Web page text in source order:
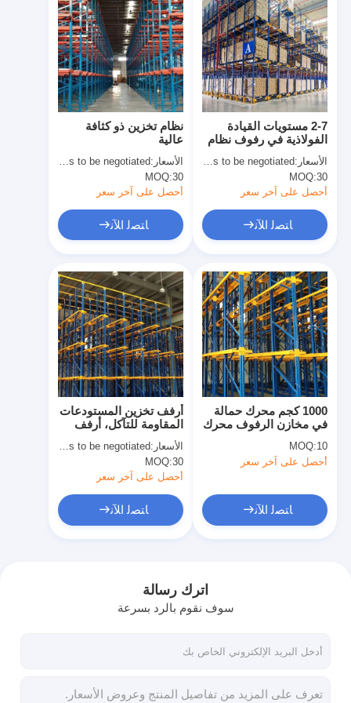
منتجات
فيديوهات
معلومات عنا
جولة في المصنع
مراقبة الجودة
اتصل بنا
أخبار
نظام تخزين ذو كثافة
عالية
الأسعار:Price needs to be negotiated
MOQ:30
أحصل على آخر سعر
ﺎﺘﺼﻟ ﺍﻶﻧ
2-7 مستويات القيادة
الفولاذية في رفوف نظام
رفوف البليت الثقيل
الأسعار:Price needs to be negotiated
MOQ:30
أحصل على آخر سعر
ﺎﺘﺼﻟ ﺍﻶﻧ
أرفف تخزين المستودعات
المقاومة للتآكل، أرفف
الدخول من خلالها، سعة
وزن عالية
الأسعار:Price needs to be negotiated
MOQ:30
أحصل على آخر سعر
ﺎﺘﺼﻟ ﺍﻶﻧ
1000 كجم محرك حمالة
في مخازن الرفوف محرك
نظام الرفوف
MOQ:10
أحصل على آخر سعر
ﺎﺘﺼﻟ ﺍﻶﻧ
اترك رسالة
سوف نقوم بالرد بسرعة